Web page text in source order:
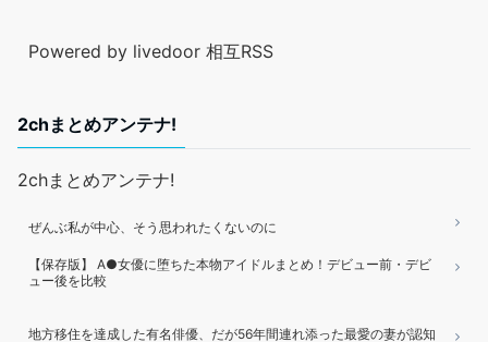
Powered by livedoor 相互RSS
2chまとめアンテナ!
2chまとめアンテナ!
ぜんぶ私が中心、そう思われたくないのに
【保存版】 A●女優に堕ちた本物アイドルまとめ！デビュー前・デビ
ュー後を比較
地方移住を達成した有名俳優、だが56年間連れ添った最愛の妻が認知